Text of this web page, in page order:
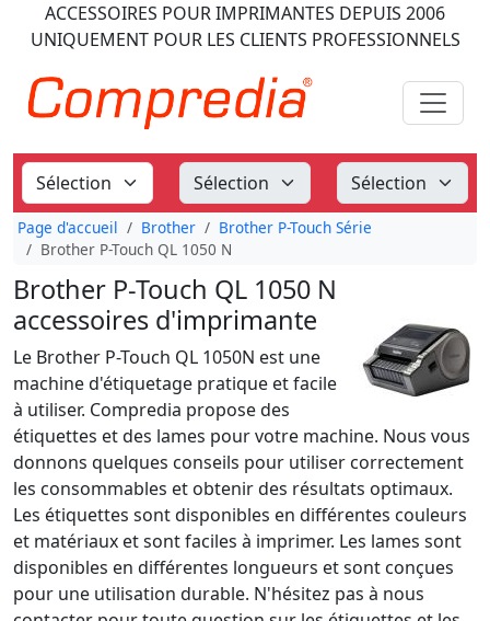
ACCESSOIRES POUR IMPRIMANTES DEPUIS 2006
UNIQUEMENT POUR LES CLIENTS PROFESSIONNELS
Page d'accueil Brother
Brother P-Touch Série
Brother P-Touch QL 1050 N
Brother P-Touch QL 1050 N
accessoires d'imprimante
Le Brother P-Touch QL 1050N est une
machine d'étiquetage pratique et facile
à utiliser. Compredia propose des
étiquettes et des lames pour votre machine. Nous vous
donnons quelques conseils pour utiliser correctement
les consommables et obtenir des résultats optimaux.
Les étiquettes sont disponibles en différentes couleurs
et matériaux et sont faciles à imprimer. Les lames sont
disponibles en différentes longueurs et sont conçues
pour une utilisation durable. N'hésitez pas à nous